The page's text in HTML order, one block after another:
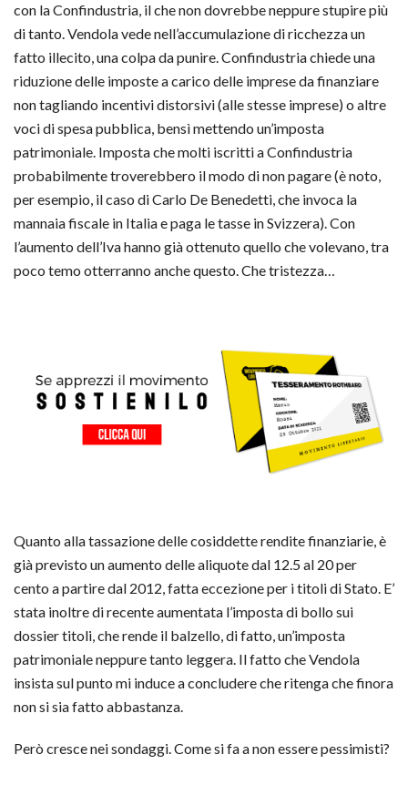
con la Confindustria, il che non dovrebbe neppure stupire più
di tanto. Vendola vede nell’accumulazione di ricchezza un
fatto illecito, una colpa da punire. Confindustria chiede una
riduzione delle imposte a carico delle imprese da finanziare
non tagliando incentivi distorsivi (alle stesse imprese) o altre
voci di spesa pubblica, bensì mettendo un’imposta
patrimoniale. Imposta che molti iscritti a Confindustria
probabilmente troverebbero il modo di non pagare (è noto,
per esempio, il caso di Carlo De Benedetti, che invoca la
mannaia fiscale in Italia e paga le tasse in Svizzera). Con
l’aumento dell’Iva hanno già ottenuto quello che volevano, tra
poco temo otterranno anche questo. Che tristezza…
Quanto alla tassazione delle cosiddette rendite finanziarie, è
già previsto un aumento delle aliquote dal 12.5 al 20 per
cento a partire dal 2012, fatta eccezione per i titoli di Stato. E’
stata inoltre di recente aumentata l’imposta di bollo sui
dossier titoli, che rende il balzello, di fatto, un’imposta
patrimoniale neppure tanto leggera. Il fatto che Vendola
insista sul punto mi induce a concludere che ritenga che finora
non si sia fatto abbastanza.
Però cresce nei sondaggi. Come si fa a non essere pessimisti?